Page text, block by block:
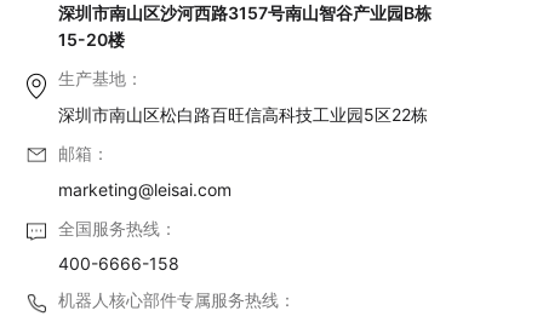
深圳市南山区沙河西路3157号南山智谷产业园B栋
15-20楼
生产基地：
深圳市南山区松白路百旺信高科技工业园5区22栋
邮箱：
marketing@leisai.com
全国服务热线：
400-6666-158
机器人核心部件专属服务热线：